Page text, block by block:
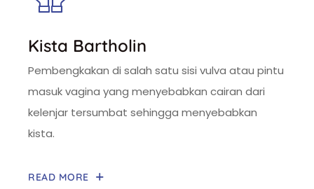
Kista Bartholin
Pembengkakan di salah satu sisi vulva atau pintu
masuk vagina yang menyebabkan cairan dari
kelenjar tersumbat sehingga menyebabkan
kista.
READ MORE